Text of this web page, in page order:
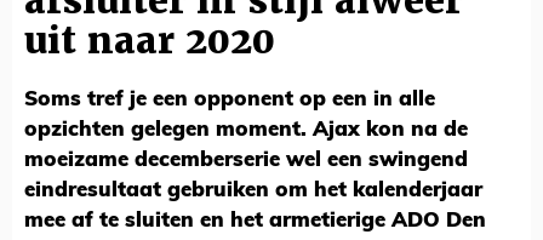
uit naar 2020
Soms tref je een opponent op een in alle
opzichten gelegen moment. Ajax kon na de
moeizame decemberserie wel een swingend
eindresultaat gebruiken om het kalenderjaar
mee af te sluiten en het armetierige ADO Den